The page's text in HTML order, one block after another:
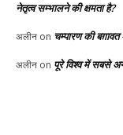
नेतृत्व सम्भालने की क्षमता है?
अलीन on चम्पारण की
अलीन on पूरे विश्व में सबसे